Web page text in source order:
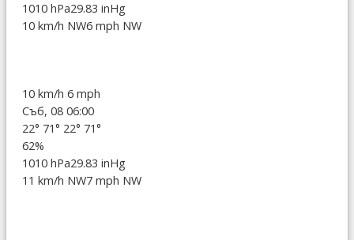
1010 hPa29.83 inHg
10 km/h NW6 mph NW
10 km/h 6 mph
Съб, 08 06:00
22° 71° 22° 71°
62%
1010 hPa29.83 inHg
11 km/h NW7 mph NW